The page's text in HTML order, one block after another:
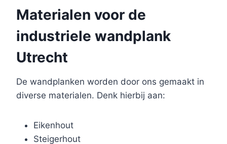
Materialen voor de
industriele wandplank
Utrecht
De wandplanken worden door ons gemaakt in
diverse materialen. Denk hierbij aan:
Eikenhout
Steigerhout